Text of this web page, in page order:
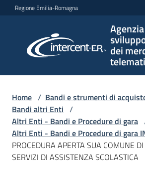
Vai al contenuto
Vai alla navigazione
Vai al footer
Regione Emilia-Romagna
dei
per lo
sviluppo
telematici
L'Agenzia
Home / Bandi e strumenti di
Bandi altri Enti /
Altri Enti - Bandi e Procedure di gara
Altri Enti - Bandi e Procedure di gara
PROCEDURA APERTA SUA COMUNE
SERVIZI DI ASSISTENZA SCOLASTICA